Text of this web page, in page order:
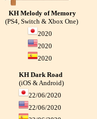
KH Melody of Memory
(PS4, Switch & Xbox One)
2020
2020
2020
KH Dark Road
(iOS & Android)
22/06/2020
22/06/2020